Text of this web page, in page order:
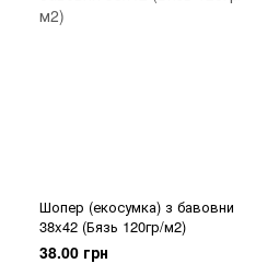
Шопер (екосумка) з бавовни
38x42 (Бязь 120гр/м2)
38.00 грн